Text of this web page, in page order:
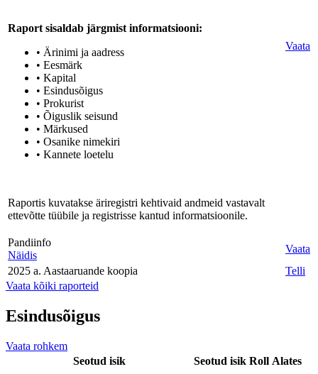
Raport sisaldab järgmist informatsiooni:
• Ärinimi ja aadress
• Eesmärk
• Kapital
• Esindusõigus
• Prokurist
• Õiguslik seisund
• Märkused
• Osanike nimekiri
• Kannete loetelu
Raportis kuvatakse äriregistri kehtivaid andmeid vastavalt
ettevõtte tüübile ja registrisse kantud informatsioonile.
Vaata
Pandiinfo
Näidis
Vaata
2025 a. Aastaaruande koopia
Telli
Vaata kõiki raporteid
Esindusõigus
Vaata rohkem
Seotud isik
Seotud isik Roll Alates